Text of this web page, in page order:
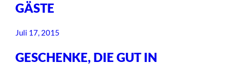
GÄSTE
Juli 17, 2015
GESCHENKE, DIE GUT IN